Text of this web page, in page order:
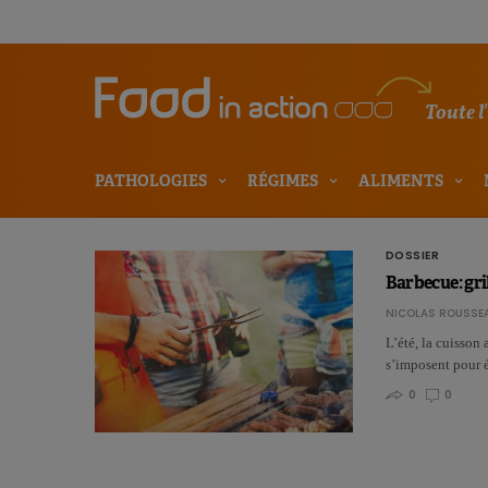
Toute
PATHOLOGIES RÉGIMES ALIMENTS
DOSSIER
Barbecue:
NICOLAS
L’été, la cuisson
s’imposent
0
0